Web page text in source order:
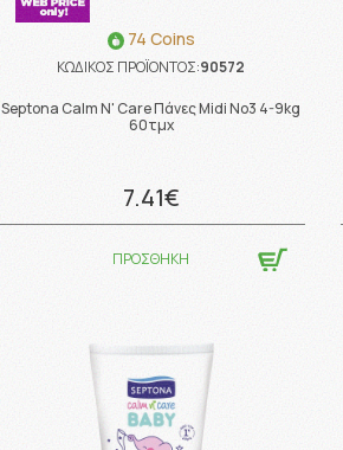
74 Coins
ΚΩΔΙΚΟΣ ΠΡΟΪΟΝΤΟΣ:90572
Septona Calm N' Care Πάνες Midi No3 4-9kg
60τμχ
7.41€
ΠΡΟΣΘΗΚΗ